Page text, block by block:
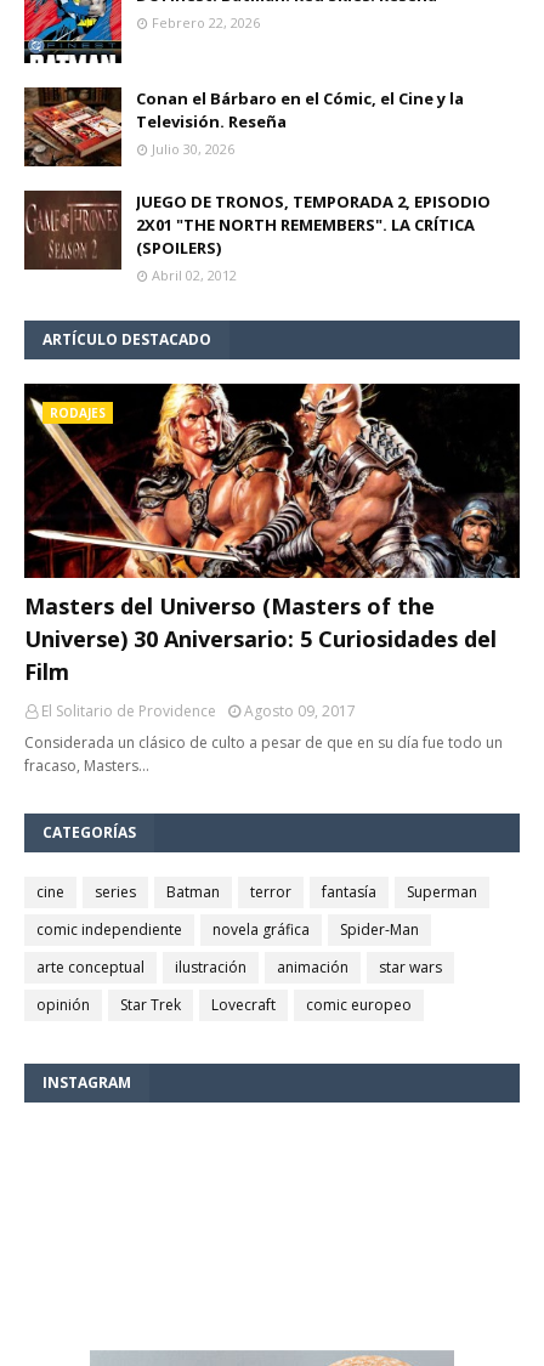
Febrero 22, 2026
Conan el Bárbaro en el Cómic, el Cine y la
Televisión. Reseña
Julio 30, 2026
JUEGO DE TRONOS, TEMPORADA 2, EPISODIO
2X01 "THE NORTH REMEMBERS". LA CRÍTICA
(SPOILERS)
Abril 02, 2012
ARTÍCULO DESTACADO
RODAJES
Masters del Universo (Masters of the
Universe) 30 Aniversario: 5 Curiosidades del
Film
El Solitario de Providence
Agosto 09, 2017
Considerada un clásico de culto a pesar de que en su día fue todo un
fracaso, Masters…
CATEGORÍAS
cine series Batman terror fantasía
Superman
comic independiente
novela gráfica
Spider-Man
arte conceptual
ilustración animación
star wars
opinión
Star Trek Lovecraft comic europeo
INSTAGRAM